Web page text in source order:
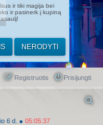
Prisijungti
Registruotis
6 d. ● 05:05:37
ir tiki magija bei
ir pasinerk į kupiną
NERODYTI